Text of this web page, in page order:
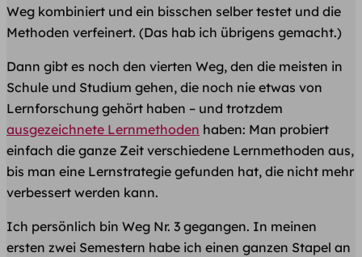
Weg kombiniert und ein bisschen selber testet und die
Methoden verfeinert. (Das hab ich übrigens gemacht.)
Dann gibt es noch den vierten Weg, den die meisten in
Schule und Studium gehen, die noch nie etwas von
Lernforschung gehört haben – und trotzdem
ausgezeichnete Lernmethoden haben: Man probiert
einfach die ganze Zeit verschiedene Lernmethoden aus,
bis man eine Lernstrategie gefunden hat, die nicht mehr
verbessert werden kann.
Ich persönlich bin Weg Nr. 3 gegangen. In meinen
ersten zwei Semestern habe ich einen ganzen Stapel an